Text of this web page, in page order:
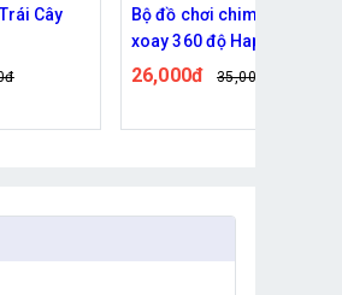
chim cú nhấn
bé chơi
Đồ chơi trẻ em sơ
12 tháng hình gà
thương, xinh xắn
69,000đ